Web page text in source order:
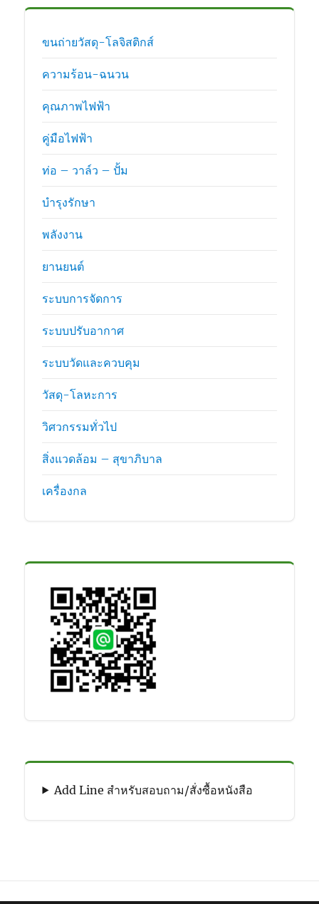
ขนถ่ายวัสดุ-โลจิสติกส์
ความร้อน-ฉนวน
คุณภาพไฟฟ้า
คู่มือไฟฟ้า
ท่อ – วาล์ว – ปั้ม
บำรุงรักษา
พลังงาน
ยานยนต์
ระบบการจัดการ
ระบบปรับอากาศ
ระบบวัดและควบคุม
วัสดุ-โลหะการ
วิศวกรรมทั่วไป
สิ่งแวดล้อม – สุขาภิบาล
เครื่องกล
Add Line สำหรับสอบถาม/สั่งซื้อหนังสือ